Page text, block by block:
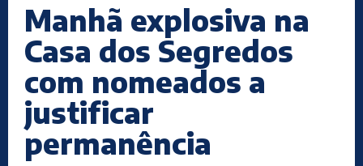
Manhã explosiva na
Casa dos Segredos
com nomeados a
justificar
permanência